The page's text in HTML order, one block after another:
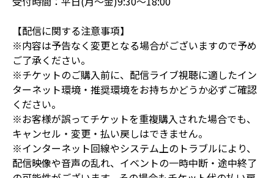
【配信に関する注意事項】
※内容は予告なく変更となる場合がございますので予め
ご了承ください。
※チケットのご購入前に、配信ライブ視聴に適したイン
ターネット環境・推奨環境をお持ちかどうか必ずご確認
ください。
※お客様が誤ってチケットを重複購入された場合でも、
キャンセル・変更・払い戻しはできません。
※インターネット回線やシステム上のトラブルにより、
配信映像や音声の乱れ、イベントの一時中断・途中終了